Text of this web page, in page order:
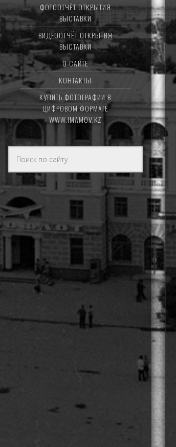
ФОТООТЧЁТ ОТКРЫТИЯ
ВЫСТАВКИ
ВИДЕООТЧЁТ ОТКРЫТИЯ
ВЫСТАВКИ
О САЙТЕ
КОНТАКТЫ
КУПИТЬ ФОТОГРАФИИ В
ЦИФРОВОМ ФОРМАТЕ
WWW.IMAMOV.KZ